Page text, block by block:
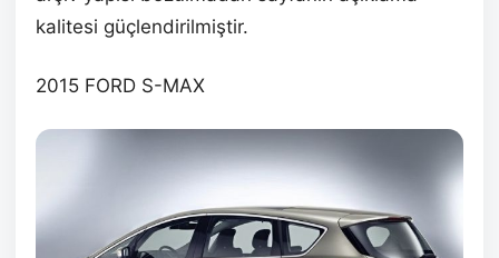
kalitesi güçlendirilmiştir.
2015 FORD S-MAX